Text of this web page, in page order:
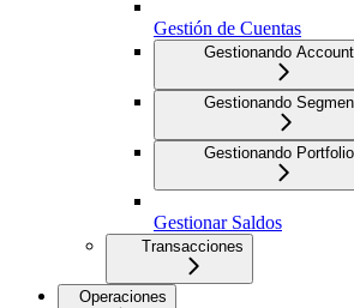
Gestión de Cuentas
Gestionando
Gestionando
Gestionando
Gestionar Saldos
Transacciones
Operaciones